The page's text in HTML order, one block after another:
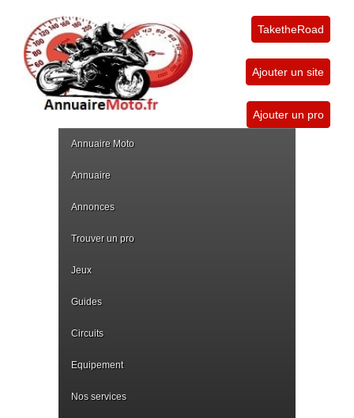
TaketheRoad
Ajouter un site
Ajouter un pro
Annuaire Moto
Annuaire
Annonces
Trouver un pro
Jeux
Guides
Circuits
Equipement
Nos services